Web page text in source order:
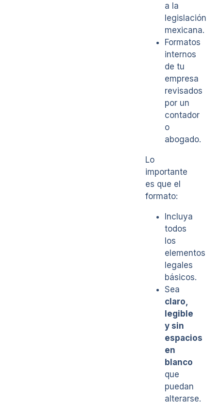
a la
legislación
mexicana.
Formatos
internos
de tu
empresa
revisados
por un
contador
o
abogado.
Lo
importante
es que el
formato:
Incluya
todos
los
elementos
legales
básicos.
Sea
claro,
legible
y sin
espacios
en
blanco
que
puedan
alterarse.